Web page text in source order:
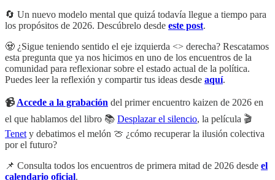
🔄 Un nuevo modelo mental que quizá todavía llegue a tiempo para
los propósitos de 2026. Descúbrelo desde este post.
🧟 ¿Sigue teniendo sentido el eje izquierda <> derecha? Rescatamos
esta pregunta que ya nos hicimos en uno de los encuentros de la
comunidad para reflexionar sobre el estado actual de la política.
Puedes leer la reflexión y compartir tus ideas desde aquí.
📹 Accede a la grabación del primer encuentro kaizen de 2026 en
el que hablamos del libro 📚 Desplazar el silencio, la película 🎬
Tenet y debatimos el melón 🍈 ¿cómo recuperar la ilusión colectiva
por el futuro?
📌 Consulta todos los encuentros de primera mitad de 2026 desde el
calendario oficial.